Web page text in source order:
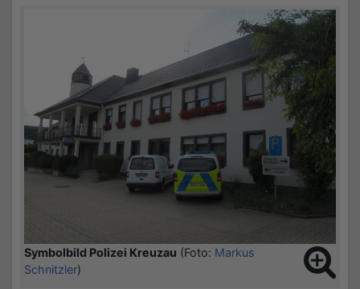
Symbolbild Polizei Kreuzau (Foto: Markus
Schnitzler)